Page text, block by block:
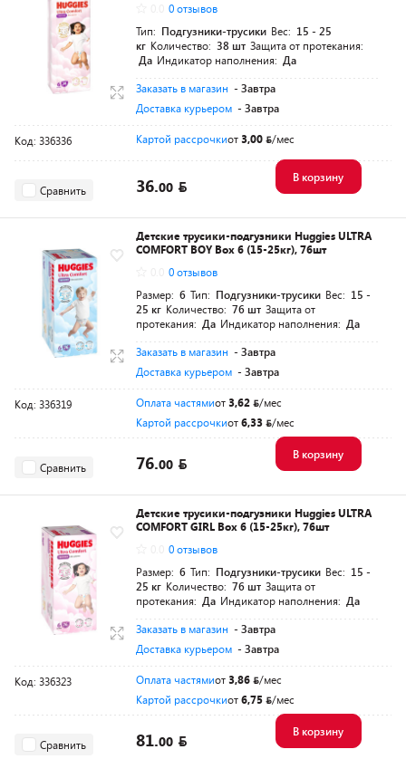
0 отзывов
Тип: Подгузники-трусики Вес: 15 - 25
кг Количество: 38 шт Защита от протекания:
Да Индикатор наполнения: Да
Заказать в магазин - Завтра
Доставка курьером - Завтра
Код: 336336 Картой рассрочкиот3,00 /мес
Сравнить 36.00
В корзину
Детские трусики-подгузники Huggies ULTRA
COMFORT BOY Box 6 (15-25кг), 76шт
0 отзывов
Размер: 6 Тип: Подгузники-трусики Вес: 15 -
25 кг Количество: 76 шт Защита от
протекания: Да Индикатор наполнения: Да
Заказать в магазин - Завтра
Доставка курьером - Завтра
Код: 336319 Оплата частямиот3,62
/мес
Картой рассрочкиот6,33 /мес
Сравнить 76.00
В корзину
Детские трусики-подгузники Huggies ULTRA
COMFORT GIRL Box 6 (15-25кг), 76шт
0 отзывов
Размер: 6 Тип: Подгузники-трусики Вес: 15 -
25 кг Количество: 76 шт Защита от
протекания: Да Индикатор наполнения: Да
Заказать в магазин - Завтра
Доставка курьером - Завтра
Код: 336323 Оплата частямиот3,86
/мес
Картой рассрочкиот6,75 /мес
Сравнить 81.00
В корзину